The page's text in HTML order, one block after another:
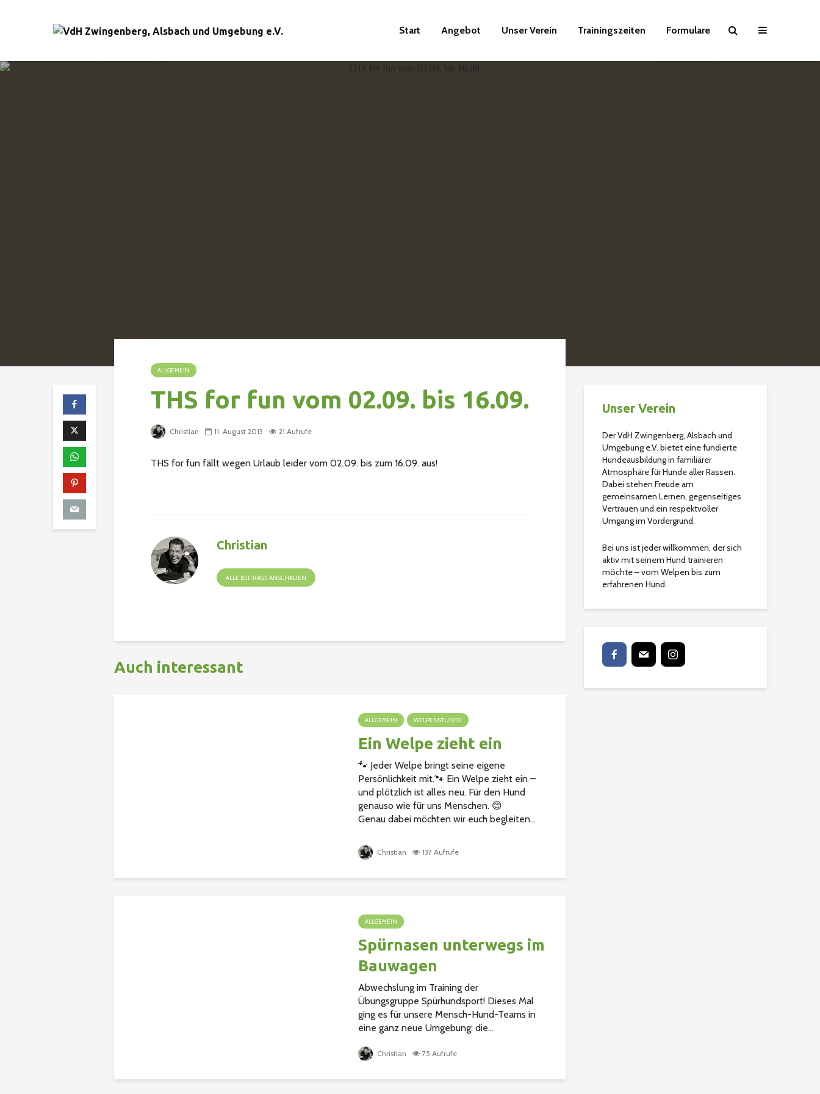
Start Angebot Unser Verein Trainingszeiten Formulare
ALLGEMEIN
THS for fun vom 02.09. bis 16.09.
Christian 11. August 2013 21 Aufrufe
THS for fun fällt wegen Urlaub leider vom 02.09. bis zum 16.09. aus!
Christian
ALLE BEITRÄGE ANSCHAUEN
Auch interessant
ALLGEMEIN WELPENSTUNDE
Ein Welpe zieht ein
🐾 Jeder Welpe bringt seine eigene
Persönlichkeit mit.🐾 Ein Welpe zieht ein –
und plötzlich ist alles neu. Für den Hund
genauso wie für uns Menschen. 😊
Genau dabei möchten wir euch begleiten...
Christian 137 Aufrufe
ALLGEMEIN
Spürnasen unterwegs im
Bauwagen
Abwechslung im Training der
Übungsgruppe Spürhundsport! Dieses Mal
ging es für unsere Mensch-Hund-Teams in
eine ganz neue Umgebung: die...
Christian 75 Aufrufe
Unser Verein
Der VdH Zwingenberg, Alsbach und
Umgebung e.V. bietet eine fundierte
Hundeausbildung in familiärer
Atmosphäre für Hunde aller Rassen.
Dabei stehen Freude am
gemeinsamen Lernen, gegenseitiges
Vertrauen und ein respektvoller
Umgang im Vordergrund.
Bei uns ist jeder willkommen, der sich
aktiv mit seinem Hund trainieren
möchte – vom Welpen bis zum
erfahrenen Hund.